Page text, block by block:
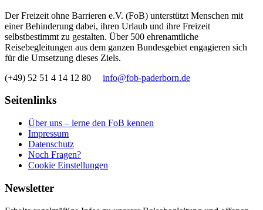
Der Freizeit ohne Barrieren e.V. (FoB) unterstützt Menschen mit
einer Behinderung dabei, ihren Urlaub und ihre Freizeit
selbstbestimmt zu gestalten. Über 500 ehrenamtliche
Reisebegleitungen aus dem ganzen Bundesgebiet engagieren sich
für die Umsetzung dieses Ziels.
(+49) 52 51 4 14 12 80 info@fob-paderborn.de
Seitenlinks
Über uns – lerne den FoB kennen
Impressum
Datenschutz
Noch Fragen?
Cookie Einstellungen
Newsletter